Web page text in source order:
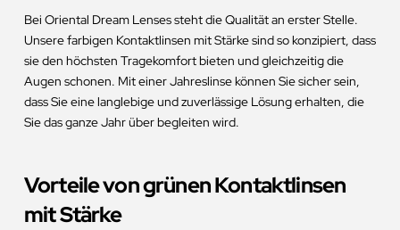
Bei Oriental Dream Lenses steht die Qualität an erster Stelle.
Unsere farbigen Kontaktlinsen mit Stärke sind so konzipiert, dass
sie den höchsten Tragekomfort bieten und gleichzeitig die
Augen schonen. Mit einer Jahreslinse können Sie sicher sein,
dass Sie eine langlebige und zuverlässige Lösung erhalten, die
Sie das ganze Jahr über begleiten wird.
Vorteile von grünen Kontaktlinsen
mit Stärke